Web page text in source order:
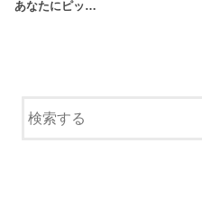
あなたにピッ…